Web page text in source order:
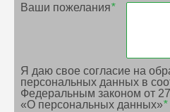
Ваши пожелания*
Я даю свое согласие на
персональных данных в
Федеральным законом от
«О персональных данных»*